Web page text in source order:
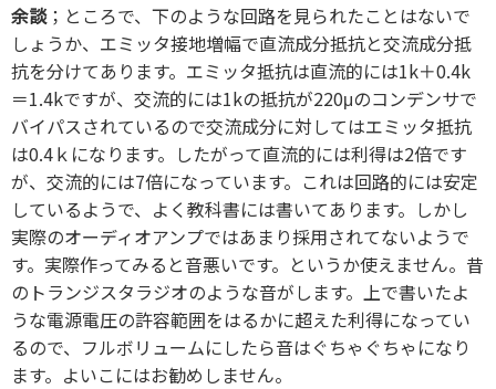
余談；ところで、下のような回路を見られたことはないで
しょうか、エミッタ接地増幅で直流成分抵抗と交流成分抵
抗を分けてあります。エミッタ抵抗は直流的には1k＋0.4k
＝1.4kですが、交流的には1kの抵抗が220μのコンデンサで
バイパスされているので交流成分に対してはエミッタ抵抗
は0.4ｋになります。したがって直流的には利得は2倍です
が、交流的には7倍になっています。これは回路的には安定
しているようで、よく教科書には書いてあります。しかし
実際のオーディオアンプではあまり採用されてないようで
す。実際作ってみると音悪いです。というか使えません。昔
のトランジスタラジオのような音がします。上で書いたよ
うな電源電圧の許容範囲をはるかに超えた利得になってい
るので、フルボリュームにしたら音はぐちゃぐちゃになり
ます。よいこにはお勧めしません。